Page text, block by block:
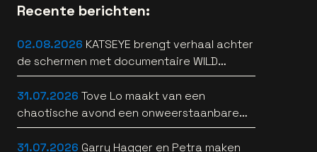
Recente berichten:
02.08.2026 KATSEYE brengt verhaal achter
de schermen met documentaire WILD
HEARTS [trailer]
31.07.2026 Tove Lo maakt van een
chaotische avond een onweerstaanbare
popsong
31.07.2026 Garry Hagger en Petra maken